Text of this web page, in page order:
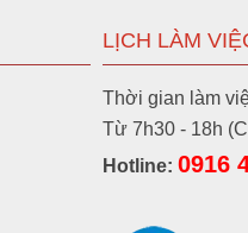
VN (Đen ánh kim)
LỊCH LÀM
Thời gian làm
Từ 7h30 - 18h
Hotline: 0916